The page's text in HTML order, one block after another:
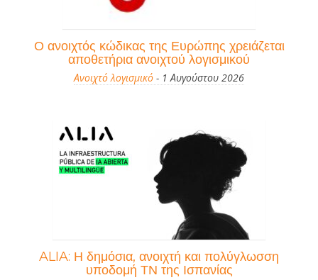
Ο ανοιχτός κώδικας της Ευρώπης χρειάζεται
αποθετήρια ανοιχτού λογισμικού
Ανοιχτό λογισμικό - 1 Αυγούστου 2026
ALIA: Η δημόσια, ανοιχτή και πολύγλωσση
υποδομή ΤΝ της Ισπανίας